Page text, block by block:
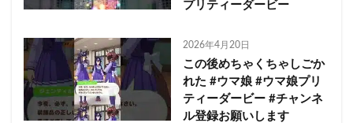
プリティーダービー
2026年4月20日
この後めちゃくちゃしごか
れた #ウマ娘 #ウマ娘プリ
ティーダービー #チャンネ
ル登録お願いします